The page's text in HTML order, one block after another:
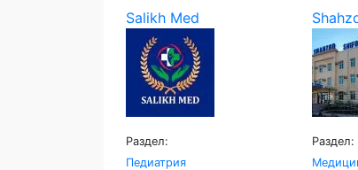
Salikh Med
Раздел:
Педиатрия
Раздел: